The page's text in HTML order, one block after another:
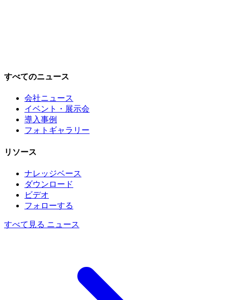
すべてのニュース
会社ニュース
イベント・展示会
導入事例
フォトギャラリー
リソース
ナレッジベース
ダウンロード
ビデオ
フォローする
すべて見る ニュース